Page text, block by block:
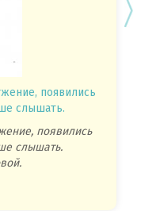
появились
слышать.
появились
слышать.